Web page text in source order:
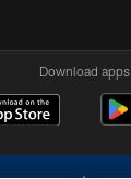
Download apps